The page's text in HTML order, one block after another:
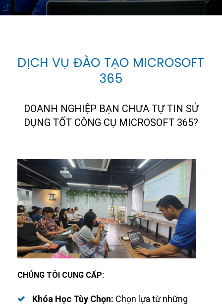
DỊCH VỤ ĐÀO TẠO MICROSOFT
365
DOANH NGHIỆP BẠN CHƯA TỰ TIN SỬ
DỤNG TỐT CÔNG CỤ MICROSOFT 365?
CHÚNG TÔI CUNG CẤP:
Khóa Học Tùy Chọn: Chọn lựa từ những